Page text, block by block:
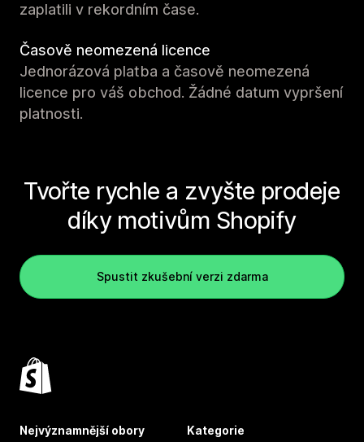
zaplatili v rekordním čase.
Časově neomezená licence
Jednorázová platba a časově neomezená
licence pro váš obchod. Žádné datum vypršení
platnosti.
Tvořte rychle a zvyšte prodeje
díky motivům Shopify
Spustit zkušební verzi zdarma
Nejvýznamnější obory Kategorie